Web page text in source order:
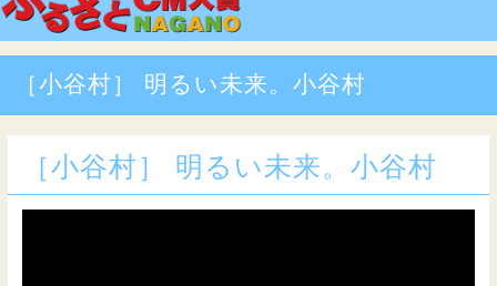
［小谷村］ 明るい未来。小谷村
［小谷村］ 明るい未来。小谷村